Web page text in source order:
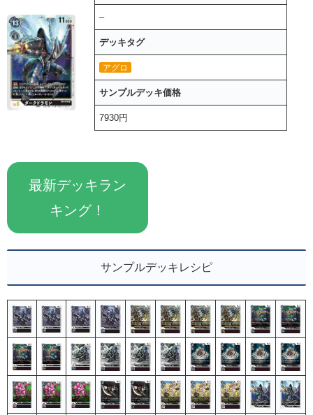
–
デッキタグ
アグロ
サンプルデッキ価格
7930円
最新デッキラン
キング！
サンプルデッキレシピ